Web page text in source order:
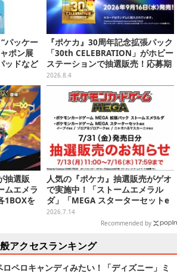
パッケー
ポン展
ッドなど
ーごと
『ポケカ』30周年記念拡張パック
「30th CELEBRATION」がホビー
ステーションで抽選販売！応募期
間は8月6日23時59分まで
2026.8.4
抽選販
ムエメラ
1BOXを
人気の『ポケカ』抽選販売がゲオ
で実施中！「ストームエメラル
ダ」「MEGA スターターセットe
x」各種の全4商品
2026.7.14
Recommended by
アクセスランキング
ロペロキャンディみたい！「ディズニー」ミ